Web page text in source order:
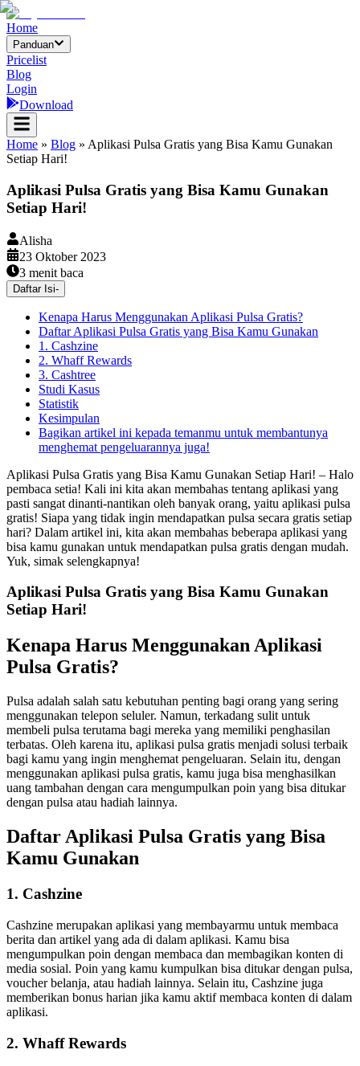
Home
Panduan
Pricelist
Blog
Login
Download
Home » Blog » Aplikasi Pulsa Gratis yang Bisa Kamu Gunakan
Setiap Hari!
Aplikasi Pulsa Gratis yang Bisa Kamu Gunakan
Setiap Hari!
Alisha
23 Oktober 2023
3 menit baca
Daftar Isi-
Kenapa Harus Menggunakan Aplikasi Pulsa Gratis?
Daftar Aplikasi Pulsa Gratis yang Bisa Kamu Gunakan
1. Cashzine
2. Whaff Rewards
3. Cashtree
Studi Kasus
Statistik
Kesimpulan
Bagikan artikel ini kepada temanmu untuk membantunya
menghemat pengeluarannya juga!
Aplikasi Pulsa Gratis yang Bisa Kamu Gunakan Setiap Hari! – Halo
pembaca setia! Kali ini kita akan membahas tentang aplikasi yang
pasti sangat dinanti-nantikan oleh banyak orang, yaitu aplikasi pulsa
gratis! Siapa yang tidak ingin mendapatkan pulsa secara gratis setiap
hari? Dalam artikel ini, kita akan membahas beberapa aplikasi yang
bisa kamu gunakan untuk mendapatkan pulsa gratis dengan mudah.
Yuk, simak selengkapnya!
Aplikasi Pulsa Gratis yang Bisa Kamu Gunakan
Setiap Hari!
Kenapa Harus Menggunakan Aplikasi
Pulsa Gratis?
Pulsa adalah salah satu kebutuhan penting bagi orang yang sering
menggunakan telepon seluler. Namun, terkadang sulit untuk
membeli pulsa terutama bagi mereka yang memiliki penghasilan
terbatas. Oleh karena itu, aplikasi pulsa gratis menjadi solusi terbaik
bagi kamu yang ingin menghemat pengeluaran. Selain itu, dengan
menggunakan aplikasi pulsa gratis, kamu juga bisa menghasilkan
uang tambahan dengan cara mengumpulkan poin yang bisa ditukar
dengan pulsa atau hadiah lainnya.
Daftar Aplikasi Pulsa Gratis yang Bisa
Kamu Gunakan
1. Cashzine
Cashzine merupakan aplikasi yang membayarmu untuk membaca
berita dan artikel yang ada di dalam aplikasi. Kamu bisa
mengumpulkan poin dengan membaca dan membagikan konten di
media sosial. Poin yang kamu kumpulkan bisa ditukar dengan pulsa,
voucher belanja, atau hadiah lainnya. Selain itu, Cashzine juga
memberikan bonus harian jika kamu aktif membaca konten di dalam
aplikasi.
2. Whaff Rewards